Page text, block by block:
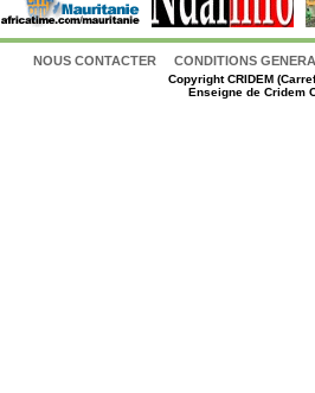
NOUS CONTACTER CONDITIONS
CopyrightCRIDEM
Enseigne de Cridem